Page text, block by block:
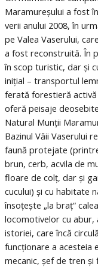
Maramureșului a fost
verii anului 2008, în
pe Valea Vaserului,
a fost reconstruită. În
în scop turistic, dar și
inițial – transportul
ferată forestieră activă
oferă peisaje
Natural Munții
Bazinul Văii Vaserului
faună protejate
brun, cerb, acvila de
floare de colț, dar și
cucului) și cu habitate
însoțește „la braț“
locomotivelor cu abur,
istoriei, care încă
funcționare a acesteia
mecanic, șef de tren